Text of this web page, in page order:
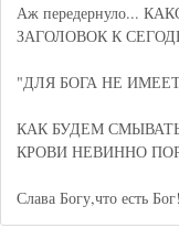
Аж передернуло...
ЗАГОЛОВОК К
"ДЛЯ БОГА НЕ
КАК БУДЕМ СМЫВАТЬ
КРОВИ НЕВИННО
Слава Богу,что есть Бог!